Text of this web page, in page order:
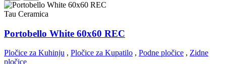
Tau Ceramica
Portobello White 60x60 REC
Pločice za Kuhinju , Pločice za Kupatilo , Podne pločice , Zidne
pločice